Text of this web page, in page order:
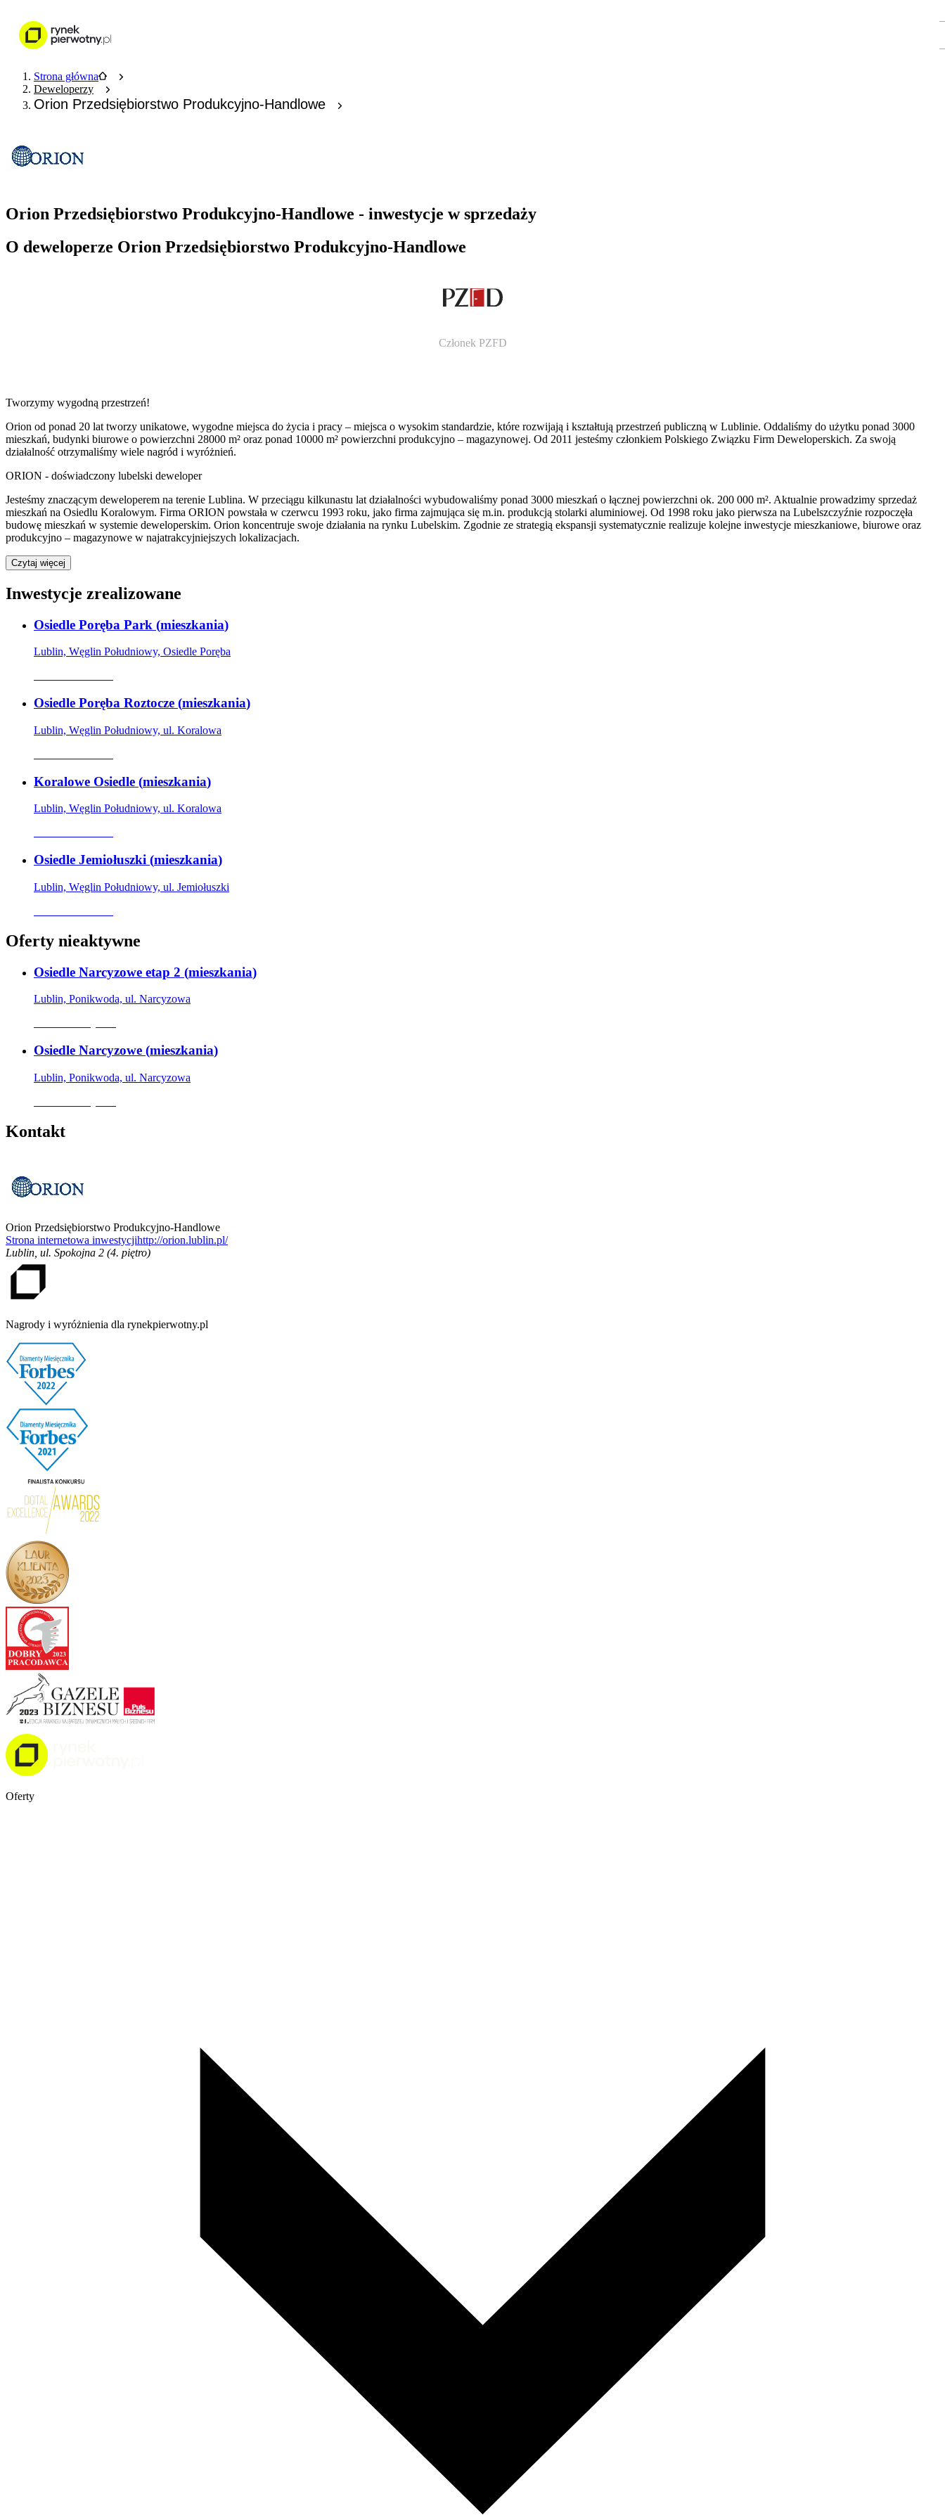
Nieruchomości
Strona główna
Deweloperzy
Orion Przedsiębiorstwo Produkcyjno-Handlowe
Orion Przedsiębiorstwo Produkcyjno-Handlowe - inwestycje w sprzedaży
O deweloperze Orion Przedsiębiorstwo Produkcyjno-Handlowe
Członek PZFD
Tworzymy wygodną przestrzeń!
Orion od ponad 20 lat tworzy unikatowe, wygodne miejsca do życia i pracy – miejsca o wysokim standardzie, które rozwijają i kształtują przestrzeń publiczną w Lublinie. Oddaliśmy do użytku ponad 3000
mieszkań, budynki biurowe o powierzchni 28000 m² oraz ponad 10000 m² powierzchni produkcyjno – magazynowej. Od 2011 jesteśmy członkiem Polskiego Związku Firm Deweloperskich. Za swoją
działalność otrzymaliśmy wiele nagród i wyróżnień.
ORION - doświadczony lubelski deweloper
Jesteśmy znaczącym deweloperem na terenie Lublina. W przeciągu kilkunastu lat działalności wybudowaliśmy ponad 3000 mieszkań o łącznej powierzchni ok. 200 000 m². Aktualnie prowadzimy sprzedaż
mieszkań na Osiedlu Koralowym. Firma ORION powstała w czerwcu 1993 roku, jako firma zajmująca się m.in. produkcją stolarki aluminiowej. Od 1998 roku jako pierwsza na Lubelszczyźnie rozpoczęła
budowę mieszkań w systemie deweloperskim. Orion koncentruje swoje działania na rynku Lubelskim. Zgodnie ze strategią ekspansji systematycznie realizuje kolejne inwestycje mieszkaniowe, biurowe oraz
produkcyjno – magazynowe w najatrakcyjniejszych lokalizacjach.
Czytaj więcej
Inwestycje zrealizowane
Osiedle Poręba Park (mieszkania)
Lublin, Węglin Południowy, Osiedle Poręba
Osiedle Poręba Roztocze (mieszkania)
Lublin, Węglin Południowy, ul. Koralowa
Koralowe Osiedle (mieszkania)
Lublin, Węglin Południowy, ul. Koralowa
Osiedle Jemiołuszki (mieszkania)
Lublin, Węglin Południowy, ul. Jemiołuszki
Oferty nieaktywne
Osiedle Narcyzowe etap 2 (mieszkania)
Lublin, Ponikwoda, ul. Narcyzowa
Osiedle Narcyzowe (mieszkania)
Lublin, Ponikwoda, ul. Narcyzowa
Kontakt
Orion Przedsiębiorstwo Produkcyjno-Handlowe
Strona internetowa inwestycjihttp://orion.lublin.pl/
Lublin ul. Spokojna 2 (4. piętro)
Nagrody i wyróżnienia dla rynekpierwotny.pl
Oferty